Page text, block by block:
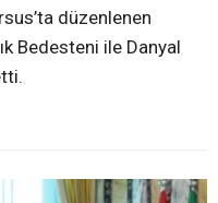
düzenlenen
Bedesteni ile Danyal